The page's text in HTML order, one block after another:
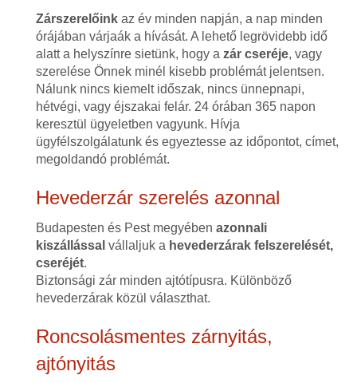
Zárszerelőinkaz év minden napján, a nap minden
órájában várjaák a hívását. A lehető legrövidebb idő
alatt a helyszínre sietünk, hogy a zár cseréje, vagy
szerelése Önnek minél kisebb problémát jelentsen.
Nálunk nincs kiemelt időszak, nincs ünnepnapi,
hétvégi, vagy éjszakai felár. 24 órában 365 napon
keresztül ügyeletben vagyunk. Hívja
ügyfélszolgálatunk és egyeztesse az időpontot, címet,
megoldandó problémát.
Hevederzár szerelés azonnal
Budapesten és Pest megyében azonnali
kiszállással vállaljuk a hevederzárak felszerelését,
cseréjét.
Biztonsági zár minden ajtótípusra. Különböző
hevederzárak közül választhat.
Roncsolásmentes zárnyitás,
ajtónyitás